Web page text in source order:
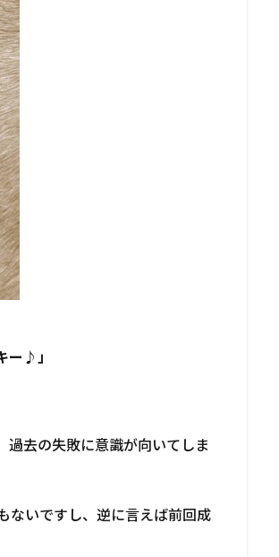
ー♪」
過去の失敗に意識が向いてしま
ないですし、逆に言えば前回成